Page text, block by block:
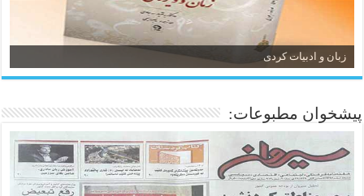
زبان و ادبیات کردی
پیشخوان مطبوعات: